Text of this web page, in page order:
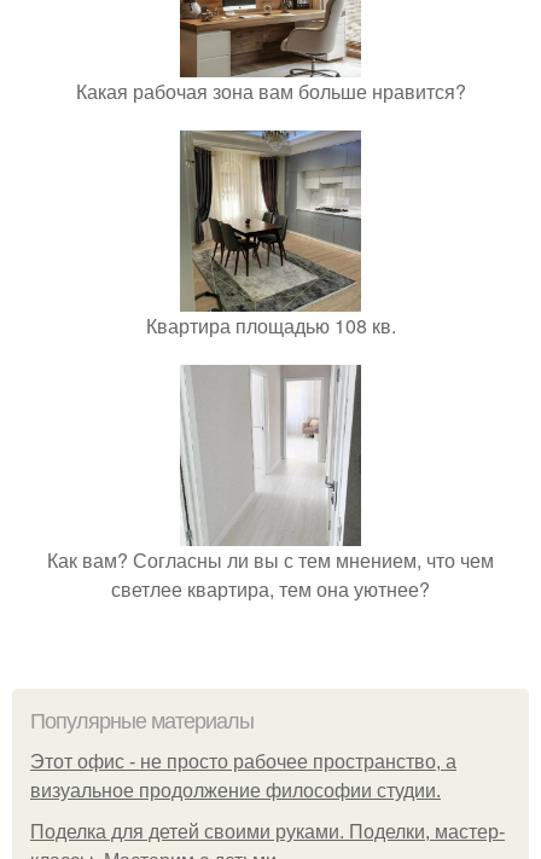
Какая рабочая зона вам больше нравится?
Квартира площадью 108 кв.
Как вам? Согласны ли вы с тем мнением, что чем
светлее квартира, тем она уютнее?
Популярные материалы
Этот офис - не просто рабочее пространство, а
визуальное продолжение философии студии.
Поделка для детей своими руками. Поделки, мастер-